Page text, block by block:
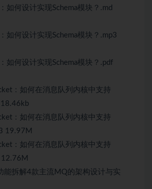
如何设计实现Schema模块？.md
如何设计实现Schema模块？.mp3
如何设计实现Schema模块？.pdf
：如何在消息队列内核中支持
18.46kb
：如何在消息队列内核中支持
19.97M
：如何在消息队列内核中支持
能拆解4款主流MQ的架构设计与实